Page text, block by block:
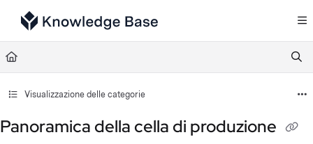
Documentation Index
Fetch the complete documentation index at:
Use this file to discover all available pages before exploring further.
Visualizzazione delle categorie
Panoramica della cella di produzione